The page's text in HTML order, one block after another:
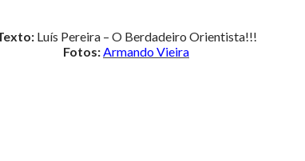
Luís Pereira – O Berdadeiro Orientista!!!
Fotos:Armando Vieira